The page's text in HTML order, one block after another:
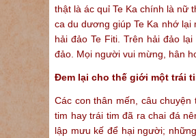
thật là ác quỉ Te Ka chính là nữ
ca du dương giúp Te Ka nhớ lại
hải đảo Te Fiti. Trên hải đảo
đảo. Mọi người vui mừng, hân
Đem lại cho thế giới một trái
Các con thân mến, câu
tim hay trái tim đã ra chai đá
lập mưu kế để hại người;